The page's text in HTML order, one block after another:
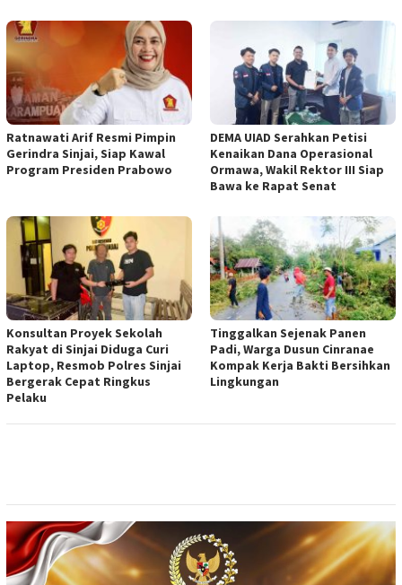
Ratnawati Arif Resmi Pimpin
Gerindra Sinjai, Siap Kawal
Program Presiden Prabowo
DEMA UIAD Serahkan Petisi
Kenaikan Dana Operasional
Ormawa, Wakil Rektor III Siap
Bawa ke Rapat Senat
Konsultan Proyek Sekolah
Rakyat di Sinjai Diduga Curi
Laptop, Resmob Polres Sinjai
Bergerak Cepat Ringkus
Pelaku
Tinggalkan Sejenak Panen
Padi, Warga Dusun Cinranae
Kompak Kerja Bakti Bersihkan
Lingkungan